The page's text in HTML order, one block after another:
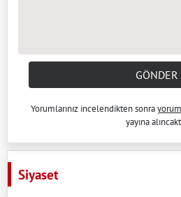
GÖNDER
Yorumlarınız incelendikten sonra
yayına
Siyaset